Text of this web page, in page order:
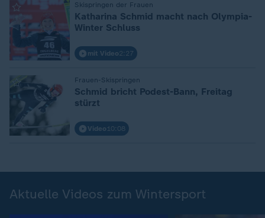
Skispringen der Frauen
Katharina Schmid macht nach Olympia-
Winter Schluss
mit Video2:27
Frauen-Skispringen
Schmid bricht Podest-Bann, Freitag
stürzt
Video 10:08
Aktuelle Videos zum Wintersport